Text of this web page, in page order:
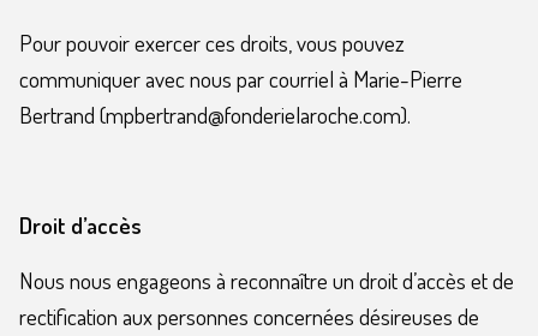
Pour pouvoir exercer ces droits, vous pouvez
communiquer avec nous par courriel à Marie-Pierre
Bertrand (mpbertrand@fonderielaroche.com).
Droit d’accès
Nous nous engageons à reconnaître un droit d’accès et de
rectification aux personnes concernées désireuses de